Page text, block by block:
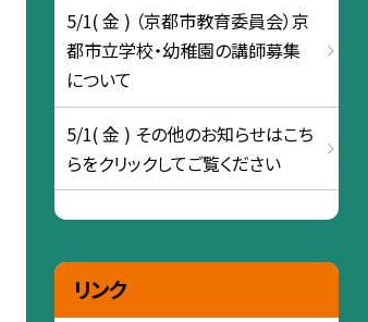
5/1( 金 ) （京都市教育委員会）京
都市立学校・幼稚園の講師募集
について
5/1( 金 ) その他のお知らせはこち
らをクリックしてご覧ください
リンク